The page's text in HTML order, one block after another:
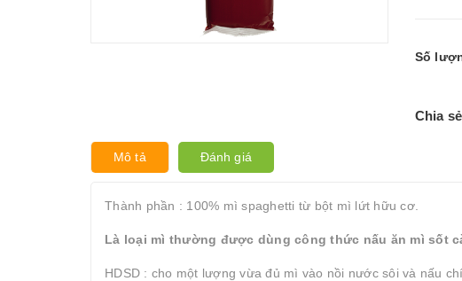
Số
Chia
Mô tả Đánh giá
Thành phần : 100% mì spaghetti từ bột mì lứt hữu cơ.
Là loại mì thường được dùng công thức nấu ăn mì sốt
HDSD : cho một lượng vừa đủ mì vào nồi nước sôi và nấu